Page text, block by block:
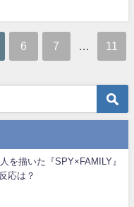
6 7 11
を描いた『SPY×FAMILY』
応は？